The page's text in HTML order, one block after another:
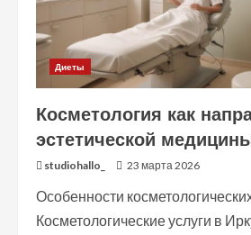
Диеты
Косметология как
эстетической
studiohallo_ 23 марта 2026
Особенности
Косметологические услуги в